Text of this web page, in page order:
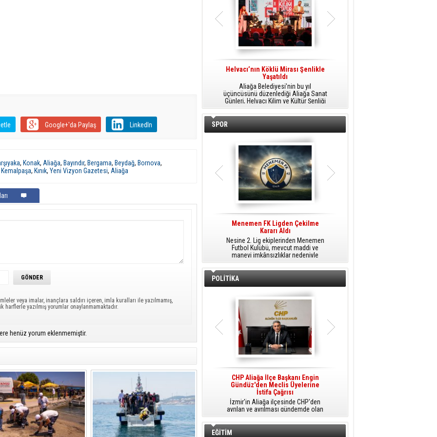
Google+'da Paylaş LinkedIn
, Konak, Aliağa, Bayındır, Bergama, Beydağ, Bornova,
Kemalpaşa, Kınık, Yeni Vizyon Gazetesi, Aliağa
veya imalar, inançlara saldırı içeren, imla kuralları ile yazılmamış,
harflerle yazılmış yorumlar onaylanmamaktadır.
henüz yorum eklenmemiştir.
Helvacı’nın Köklü Mirası Şenlikle
Yaşatıldı
Aliağa Belediyesi’nin bu yıl
üçüncüsünü düzenlediği Aliağa Sanat
Günleri, Helvacı Kilim ve Kültür Şenliği
ile Helvacı’da renkli bir güne sahne
oldu.
birbirinden renkli etkinliklerle devam
SPOR
Menemen FK Ligden Çekilme
Kararı Aldı
Nesine 2. Lig ekiplerinden Menemen
Futbol Kulübü, mevcut maddi ve
manevi imkânsızlıklar nedeniyle
ligden çekilme kararı aldığını açıkladı.
POLİTİKA
CHP Aliağa İlçe Başkanı Engin
Gündüz'den Meclis Üyelerine
İstifa Çağrısı
İzmir'in Aliağa ilçesinde CHP'den
ayrılan ve ayrılması gündemde olan
belediye meclis üyelerine tepki
gösteren CHP Aliağa İlçe Başkanı
Engin Gündüz, yazılı bir açıklama
yaptığı açıklamayla yeni döneme
EĞİTİM